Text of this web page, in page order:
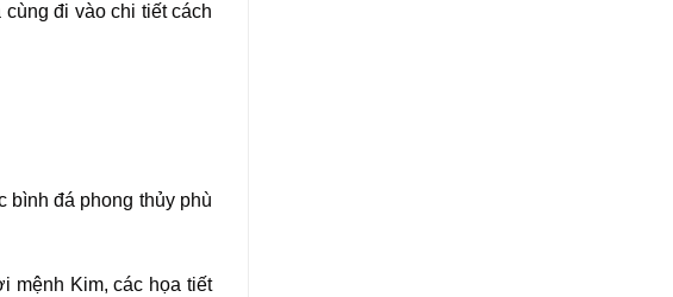
đi vào chi tiết cách
bình đá phong thủy phù
mệnh Kim, các họa tiết